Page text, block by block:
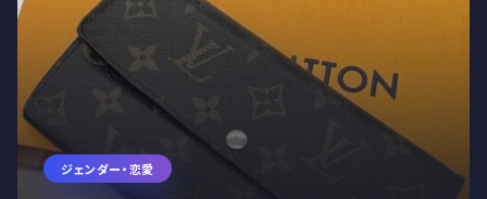
ジェンダー・恋愛